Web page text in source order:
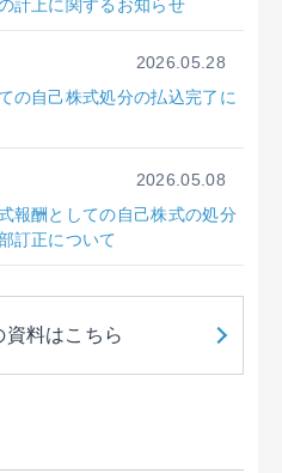
計上に関するお知らせ
2026.05.28
の自己株式処分の払込完了に
2026.05.08
報酬としての自己株式の処分
訂正について
資料はこちら